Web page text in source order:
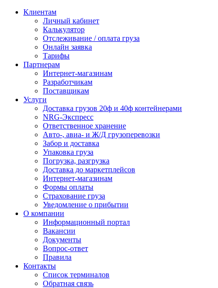
Клиентам
Личный кабинет
Калькулятор
Отслеживание / оплата груза
Онлайн заявка
Тарифы
Партнерам
Интернет-магазинам
Разработчикам
Поставщикам
Услуги
Доставка грузов 20ф и 40ф контейнерами
NRG-Экспресс
Ответственное хранение
Авто-, авиа- и Ж/Д грузоперевозки
Забор и доставка
Упаковка груза
Погрузка, разгрузка
Доставка до маркетплейсов
Интернет-магазинам
Формы оплаты
Страхование груза
Уведомление о прибытии
О компании
Информационный портал
Вакансии
Документы
Вопрос-ответ
Правила
Контакты
Список терминалов
Обратная связь